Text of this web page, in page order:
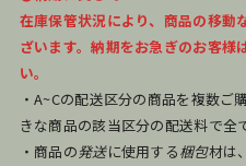
在庫保管状況により、商品の移動
ざいます。納期をお急ぎのお客様
い。
・A~Cの配送区分の商品を複数
きな商品の該当区分の配送料で全
・商品の発送に使用する梱包材は、